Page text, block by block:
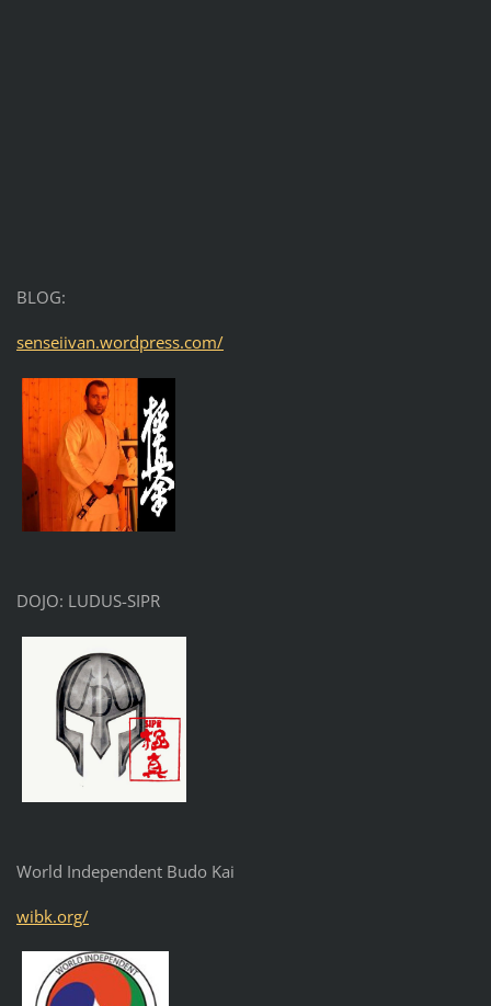
BLOG:
senseiivan.wordpress.com/
DOJO: LUDUS-SIPR
World Independent Budo Kai
wibk.org/